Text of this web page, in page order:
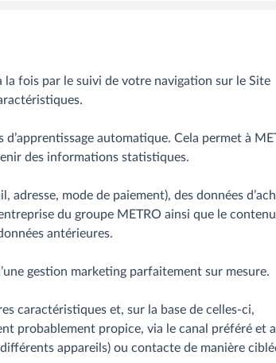
fois par le suivi de votre navigation sur le Site
automatique. Cela permet à
des informations statistiques.
adresse, mode de paiement), des données
du groupe METRO ainsi que le
antérieures.
gestion marketing parfaitement sur mesure.
caractéristiques et, sur la base de celles-ci,
probablement propice, via le canal préféré et
appareils) ou contacte de manière